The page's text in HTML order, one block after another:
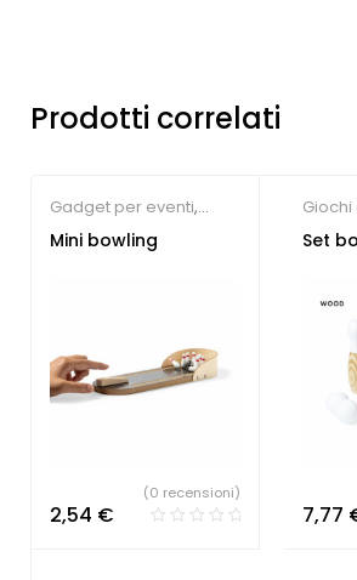
Prodotti correlati
Gadget per eventi,
Giochi e giocattoli
Mini bowling
2,54 €
(0 recensioni)
Set
7,77